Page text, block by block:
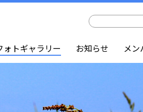
ォトギャラリー お知らせ メン